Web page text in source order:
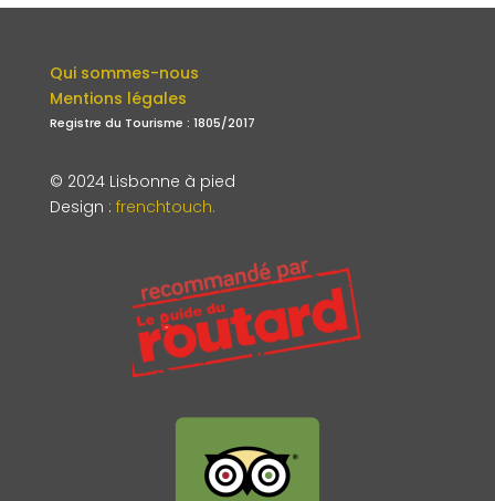
Qui sommes-nous
Mentions légales
Registre du Tourisme : 1805/2017
© 2024 Lisbonne à pied
Design : frenchtouch.